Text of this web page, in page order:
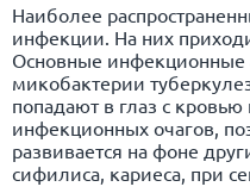
Наиболее
инфекции. На них
Основные инфекционные
микобактерии
попадают в глаз с
инфекционных очагов,
развивается на фоне
сифилиса, кариеса, при